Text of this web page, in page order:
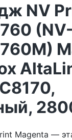
NV
(NV-
Magenta —